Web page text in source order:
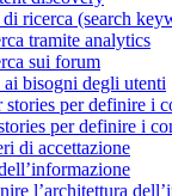
ricerca (search
tramite analytics
sui forum
bisogni degli utenti
stories per definire i
per definire i
di accettazione
l’architettura